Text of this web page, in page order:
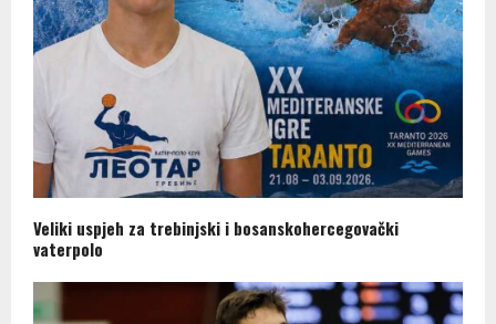
Veliki uspjeh za trebinjski i bosanskohercegovački
vaterpolo